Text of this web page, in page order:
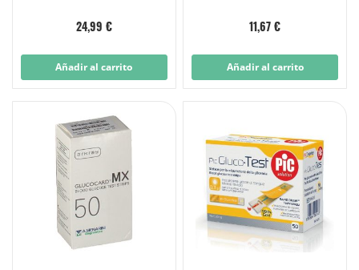
24,99 €
Añadir al carrito
Azúcar en Sangre
11,67 €
Añadir al carrito